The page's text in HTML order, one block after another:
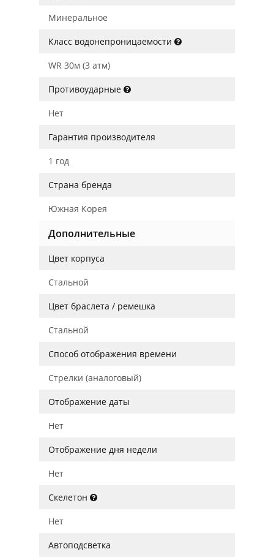
Минеральное
Класс водонепроницаемости
WR 30м (3 атм)
Противоударные
Нет
Гарантия производителя
1 год
Страна бренда
Южная Корея
Дополнительные
Цвет корпуса
Стальной
Цвет браслета / ремешка
Стальной
Способ отображения времени
Стрелки (аналоговый)
Отображение даты
Нет
Отображение дня недели
Нет
Скелетон
Нет
Автоподсветка